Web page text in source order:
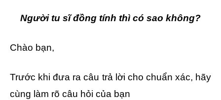
Người tu sĩ đồng tính thì có sao không?
Chào bạn,
Trước khi đưa ra câu trả lời cho chuẩn xác, hãy
cùng làm rõ câu hỏi của bạn